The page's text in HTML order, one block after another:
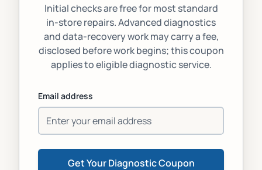
Initial checks are free for most standard
in-store repairs. Advanced diagnostics
and data-recovery work may carry a fee,
disclosed before work begins; this coupon
applies to eligible diagnostic service.
Email address
Get Your Diagnostic Coupon